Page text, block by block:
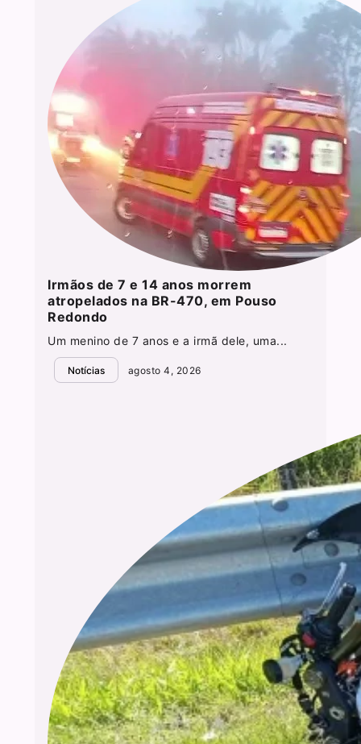
Irmãos de 7 e 14 anos morrem
atropelados na BR-470, em Pouso
Redondo
Um menino de 7 anos e a irmã dele, uma...
Notícias agosto 4, 2026